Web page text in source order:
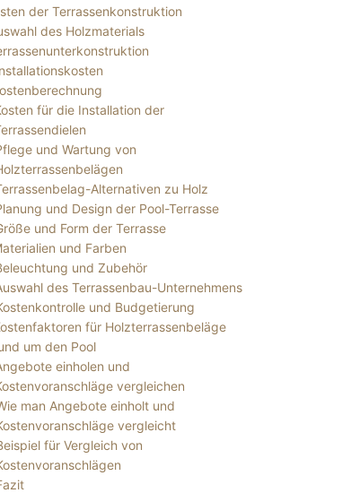
der Terrassenkonstruktion
des Holzmaterials
für die Installation der
und Wartung von
Alternativen zu Holz
und Design der Pool-Terrasse
und Form der Terrasse
und Farben
und Zubehör
des Terrassenbau-Unternehmens
und Budgetierung
für Holzterrassenbeläge
um den Pool
einholen und
vergleichen
man Angebote einholt und
vergleicht
für Vergleich von